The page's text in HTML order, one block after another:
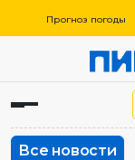
Прогноз погоды
Все новости